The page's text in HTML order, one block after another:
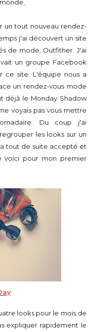
un tout nouveau rendez-
j'ai découvert un site
de mode, Outfither. J'ai
un groupe Facebook
ce site. L'équipe nous a
un rendez-vous mode
déjà le Monday Shadow
voyais pas vous mettre
Du coup j'ai
les looks sur un
tout de suite accepté et
voici pour mon premier
looks pour le mois de
expliquer rapidement le